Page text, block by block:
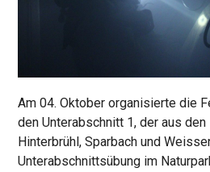
Am 04. Oktober organisierte die
den Unterabschnitt 1, der aus den
Hinterbrühl, Sparbach und
Unterabschnittsübung im